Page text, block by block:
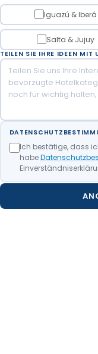
Iguazú & Iberá
Salta & Jujuy
TEILEN SIE IHRE IDEEN MIT
Ich bestätige, dass
habe